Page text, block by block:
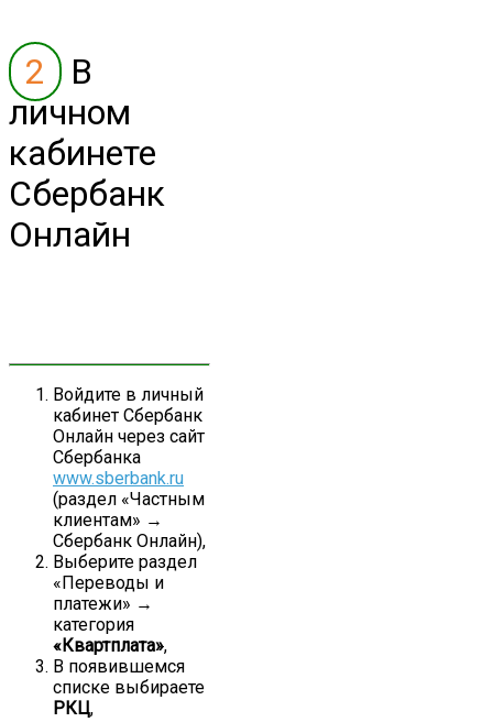
2
В
личном
кабинете
Сбербанк
Онлайн
Войдите в личный
кабинет Сбербанк
Онлайн через сайт
Сбербанка
www.sberbank.ru
(раздел «Частным
клиентам» →
Сбербанк Онлайн),
Выберите раздел
«Переводы и
платежи» →
категория
«Квартплата»,
В появившемся
списке выбираете
РКЦ,